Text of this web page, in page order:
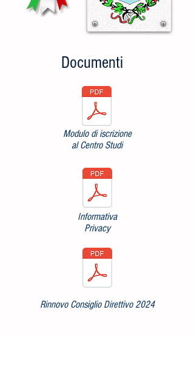
Documenti
Modulo di iscrizione
al Centro Studi
Informativa
Privacy
Rinnovo Consiglio Direttivo 2024